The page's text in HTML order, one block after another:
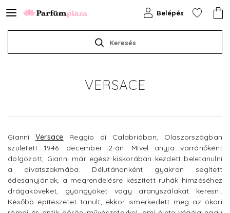
Keresés
Belépés
VERSACE
Gianni Versace Reggio di Calabriában, Olaszországban
született 1946. december 2-án. Mivel anyja varrónőként
dolgozott, Gianni már egész kiskorában kezdett beletanulni
a divatszakmába. Délutánonként gyakran segített
édesanyjának, a megrendelésre készített ruhák hímzéséhez
drágaköveket, gyöngyöket vagy aranyszálakat keresni.
Később építészetet tanult, ekkor ismerkedett meg az ókori